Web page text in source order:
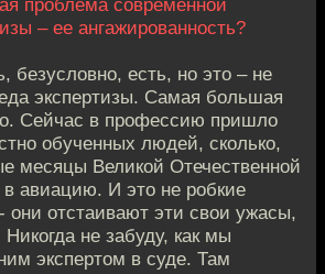
проблема современной
– ее ангажированность?
безусловно, есть, но это – не
экспертизы. Самая большая
Сейчас в профессию пришло
обученных людей, сколько,
месяцы Великой Отечественной
авиацию. И это не робкие
они отстаивают эти свои ужасы,
не забуду, как мы
экспертом в суде. Там